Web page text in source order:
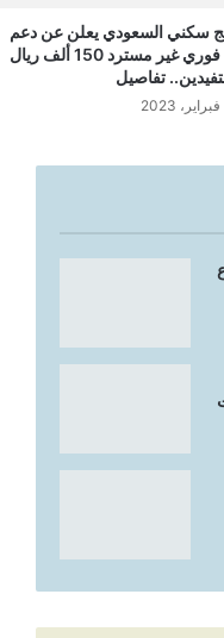
سكني السعودي يعلن عن دعم
مالي فوري غير مسترد 150 ألف ريال
تفاصيل